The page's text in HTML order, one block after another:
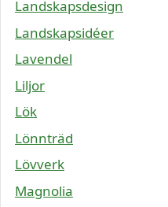
Landskapsdesign
Landskapsidéer
Lavendel
Liljor
Lök
Lönnträd
Lövverk
Magnolia